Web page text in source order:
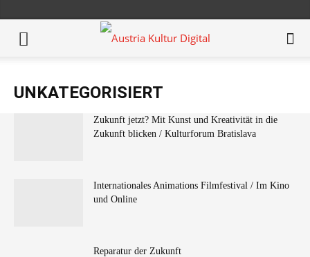
UNKATEGORISIERT
Zukunft jetzt? Mit Kunst und Kreativität in die
Zukunft blicken / Kulturforum Bratislava
Internationales Animations Filmfestival / Im Kino
und Online
Reparatur der Zukunft